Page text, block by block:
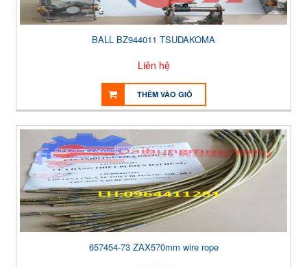
BALL BZ944011 TSUDAKOMA
Liên hệ
THÊM VÀO GIỎ
657454-73 ZAX570mm wire rope